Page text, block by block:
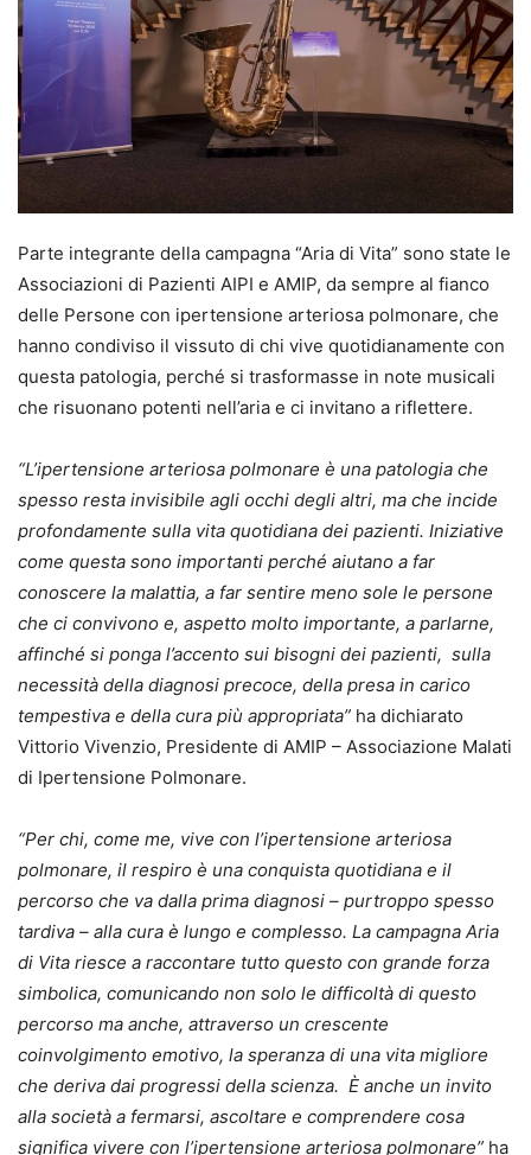
Parte integrante della campagna “Aria di Vita” sono state le
Associazioni di Pazienti AIPI e AMIP, da sempre al fianco
delle Persone con ipertensione arteriosa polmonare, che
hanno condiviso il vissuto di chi vive quotidianamente con
questa patologia, perché si trasformasse in note musicali
che risuonano potenti nell’aria e ci invitano a riflettere.
“L’ipertensione arteriosa polmonare è una patologia che
spesso resta invisibile agli occhi degli altri, ma che incide
profondamente sulla vita quotidiana dei pazienti. Iniziative
come questa sono importanti perché aiutano a far
conoscere la malattia, a far sentire meno sole le persone
che ci convivono e, aspetto molto importante, a parlarne,
affinché si ponga l’accento sui bisogni dei pazienti, sulla
necessità della diagnosi precoce, della presa in carico
tempestiva e della cura più appropriata” ha dichiarato
Vittorio Vivenzio, Presidente di AMIP – Associazione Malati
di Ipertensione Polmonare.
“Per chi, come me, vive con l’ipertensione arteriosa
polmonare, il respiro è una conquista quotidiana e il
percorso che va dalla prima diagnosi – purtroppo spesso
tardiva – alla cura è lungo e complesso. La campagna Aria
di Vita riesce a raccontare tutto questo con grande forza
simbolica, comunicando non solo le difficoltà di questo
percorso ma anche, attraverso un crescente
coinvolgimento emotivo, la speranza di una vita migliore
che deriva dai progressi della scienza. È anche un invito
alla società a fermarsi, ascoltare e comprendere cosa
significa vivere con l’ipertensione arteriosa polmonare” ha